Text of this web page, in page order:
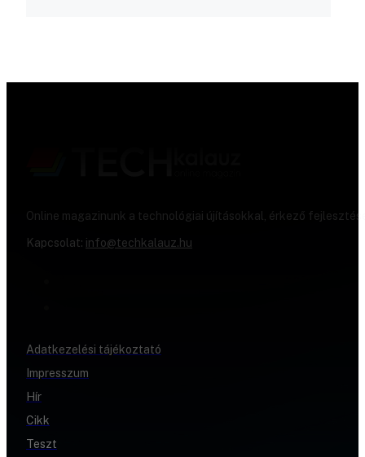
Online magazinunk a technológiai újításokkal, érkező
Kapcsolat: info@techkalauz.hu
Adatkezelési tájékoztató
Impresszum
Hír
Cikk
Teszt